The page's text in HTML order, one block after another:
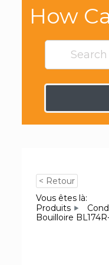
How
< Retour
Vous êtes là:
Produits
Bouilloire